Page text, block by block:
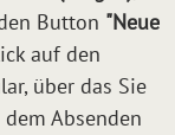
Button "Neue
auf den
über das Sie
Absenden